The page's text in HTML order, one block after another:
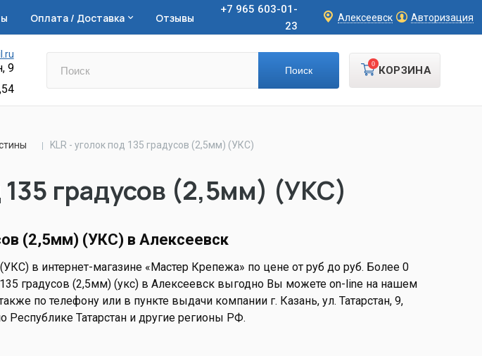
Оплата / Доставка Отзывы
+7 965 603-01-
23
Алексеевск Авторизация
9
КОРЗИНА
0
KLR - уголок под 135 градусов (2,5мм) (УКС)
135 градусов (2,5мм) (УКС)
(2,5мм) (УКС) в Алексеевск
в интернет-магазине «Мастер Крепежа» по цене от руб до руб. Более 0
градусов (2,5мм) (укс) в Алексеевск выгодно Вы можете on-line на нашем
по телефону или в пункте выдачи компании г. Казань, ул. Татарстан, 9,
Республике Татарстан и другие регионы РФ.